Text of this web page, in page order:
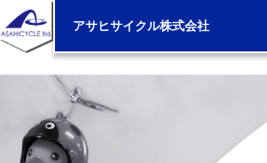
アサヒサイクル株式会社